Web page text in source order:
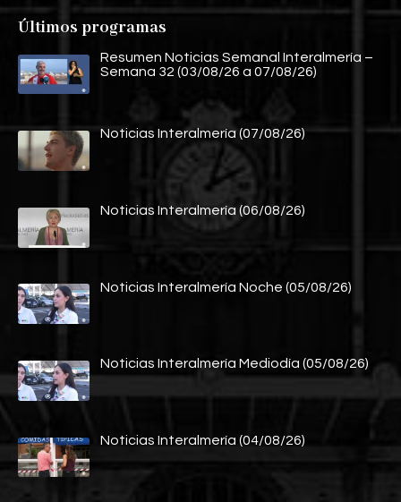
Últimos programas
Resumen Noticias Semanal Interalmería –
Semana 32 (03/08/26 a 07/08/26)
Noticias Interalmería (07/08/26)
Noticias Interalmería (06/08/26)
Noticias Interalmería Noche (05/08/26)
Noticias Interalmería Mediodía (05/08/26)
Noticias Interalmería (04/08/26)